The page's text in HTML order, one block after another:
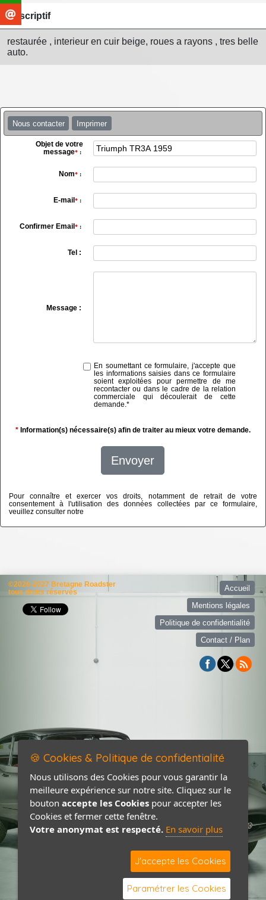
Descriptif
restaurée , interieur en cuir beige, roues a rayons , tres belle
auto.
Nous contacter Imprimer
Objet de votre
message*:
Nom*:
E-mail *:
Confirmer Email *:
Tel :
Message :
En soumettant ce formulaire, j'accepte que
les informations saisies dans ce formulaire
soient exploitées pour permettre de me
recontacter ou dans le cadre de la relation
commerciale qui découlerait de cette
demande.*
* Information(s) nécessaire(s) afin de traiter au mieux votre demande.
Envoyer
Pour connaître et exercer vos droits, notamment de retrait de votre
consentement à l'utilisation des données collectées par ce formulaire,
veuillez consulter notre
©2026-2027 Bretagne Roadster
tous droits réservés
Accueil
Mentions légales
Politique de confidentialité
Contact / Plan
🍪 Cookies & Politique de confidentialité
Nous utilisons des Cookies pour vous garantir la
meilleure expérience sur notre site. Cliquez sur le
bouton accepte les Cookies pour accepter les
Cookies et fermer cette fenêtre.
Votre anonymat est respecté. En savoir plus
J'accepte les Cookies
Paramétrer les Cookies